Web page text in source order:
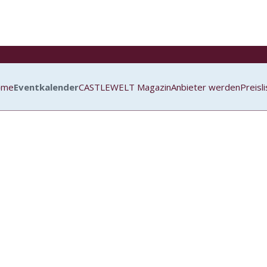
EventkalenderCASTLEWELT MagazinAnbieter werden